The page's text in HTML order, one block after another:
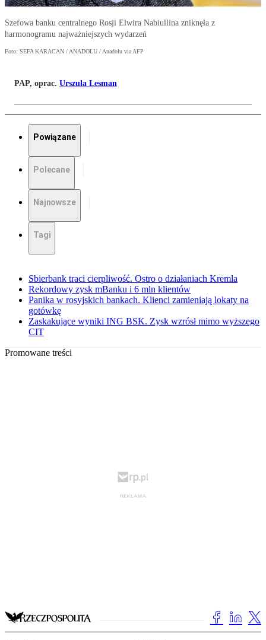
Szefowa banku centralnego Rosji Elwira Nabiullina zniknęła z
harmonogramu najważniejszych wydarzeń
Foto: SEFA KARACAN / ANADOLU / Anadolu via AFP
PAP, oprac. Urszula Lesman
Powiązane
Polecane
Najnowsze
Tagi
Sbierbank traci cierpliwość. Ostro o działaniach Kremla
Rekordowy zysk mBanku i 6 mln klientów
Panika w rosyjskich bankach. Klienci zamieniają lokaty na
gotówkę
Zaskakujące wyniki ING BSK. Zysk wzrósł mimo wyższego
CIT
Promowane treści